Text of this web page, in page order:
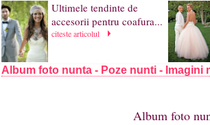
Ultimele tendinte de
accesorii pentru coafura...
citeste articolul
Album foto nunta - Poze nunti - Imagini
Album foto